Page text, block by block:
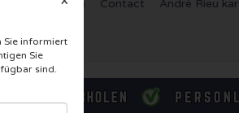
Incentive-Reise Contact André Rieu
Sie informiert
Sie
sind.